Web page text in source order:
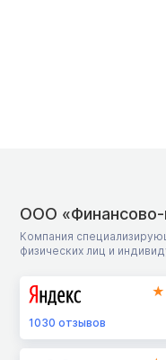
ООО «Финансово-
Компания
физических лиц и
1030 отзывов